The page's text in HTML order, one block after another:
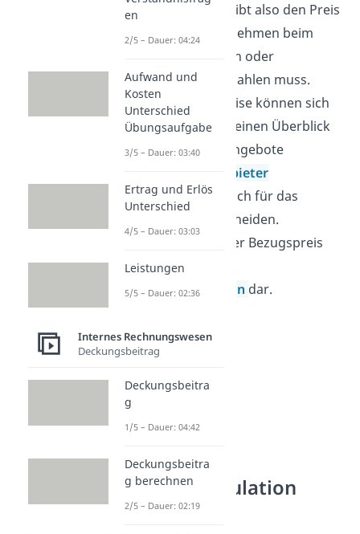
Der Bezugspreis gibt also den Preis
an, den ein Unternehmen beim
Einkauf von Gütern oder
Dienstleistungen zahlen muss.
Mithilfe dieser Preise können sich
die Unternehmen einen Überblick
verschaffen, die Angebote
Anbieter
vergleichenund sich für das
Geeignetste entscheiden.
Außerdem stellt der Bezugspreis
die Basis für die
Handelskalkulation dar.
Bezugskalkulation
Schema
en
2/5 – Dauer: 04:24
Aufwand und
Kosten
Unterschied
Übungsaufgabe
3/5 – Dauer: 03:40
Ertrag und Erlös
Unterschied
4/5 – Dauer: 03:03
Leistungen
5/5 – Dauer: 02:36
Internes Rechnungswesen
Deckungsbeitrag
Deckungsbeitra
g
1/5 – Dauer: 04:42
Deckungsbeitra
g berechnen
2/5 – Dauer: 02:19